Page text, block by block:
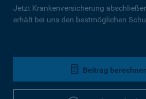
Jetzt Krankenversicherung
erhält bei uns den bestmöglichen
Beitrag